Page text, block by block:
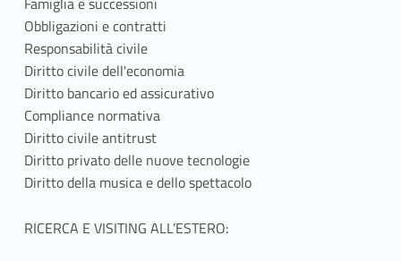
Obbligazioni e contratti
Responsabilità civile
Diritto civile dell'economia
Diritto bancario ed assicurativo
Compliance normativa
Diritto civile antitrust
Diritto privato delle nuove tecnologie
Diritto della musica e dello spettacolo
RICERCA E VISITING ALL’ESTERO: